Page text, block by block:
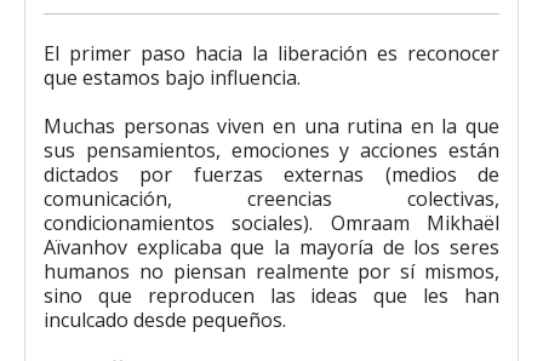
El primer paso hacia la liberación es reconocer
que estamos bajo influencia.
Muchas personas viven en una rutina en la que
sus pensamientos, emociones y acciones están
dictados por fuerzas externas (medios de
comunicación, creencias colectivas,
condicionamientos sociales). Omraam Mikhaël
Aïvanhov explicaba que la mayoría de los seres
humanos no piensan realmente por sí mismos,
sino que reproducen las ideas que les han
inculcado desde pequeños.